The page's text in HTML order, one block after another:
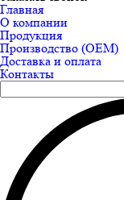
Главная
О компании
Продукция
Производство (ОЕМ)
Доставка и оплата
Контакты